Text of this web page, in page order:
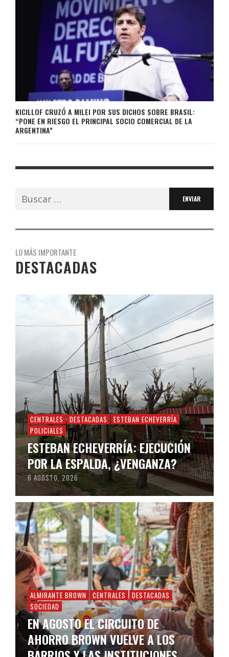
KICILLOF CRUZÓ A MILEI POR SUS DICHOS SOBRE BRASIL:
“PONE EN RIESGO EL PRINCIPAL SOCIO COMERCIAL DE LA
ARGENTINA”
Buscar:
LO MÁS IMPORTANTE
DESTACADAS
CENTRALES DESTACADAS
ESTEBAN ECHEVERRÍA
POLICIALES
ESTEBAN ECHEVERRÍA: EJECUCIÓN
POR LA ESPALDA, ¿VENGANZA?
6 AGOSTO, 2026
ALMIRANTE BROWN CENTRALES
DESTACADAS
SOCIEDAD
EN AGOSTO EL CIRCUITO DE
AHORRO BROWN VUELVE A LOS